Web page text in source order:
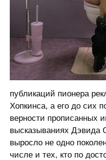
публикаций пионера
Хопкинса, а его до сих
верности прописанных
высказываниях Дэвида
выросло не одно
числе и тех, кто по